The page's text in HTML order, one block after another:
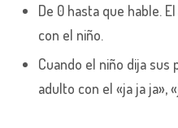
De 0 hasta que hable.
con el niño.
Cuando el niño dija sus
adulto con el «ja ja ja»,